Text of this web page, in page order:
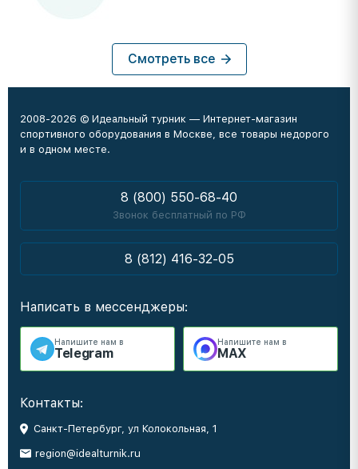
Смотреть все
2008-2026 © Идеальный турник — Интернет-магазин
спортивного оборудования в Москве, все товары недорого
и в одном месте.
8 (800) 550-68-40
Звонок бесплатный по РФ
8 (812) 416-32-05
Написать в мессенджеры:
Напишите нам в
Telegram
Напишите нам в
MAX
Контакты:
Санкт-Петербург, ул Колокольная, 1
region@idealturnik.ru